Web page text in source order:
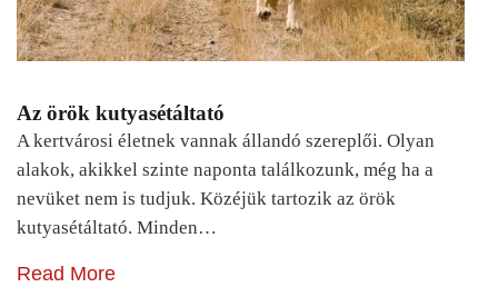
Az örök kutyasétáltató
A kertvárosi életnek vannak állandó szereplői. Olyan
alakok, akikkel szinte naponta találkozunk, még ha a
nevüket nem is tudjuk. Közéjük tartozik az örök
kutyasétáltató. Minden…
Read More